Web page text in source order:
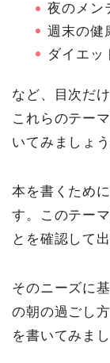
夜のメン
週末の健
ダイエッ
など、目次だ
これらのテー
いてみましょう
本を書くため
す。このテー
とを確認して
そのニーズに
の朝の過ごし
を書いてみまし